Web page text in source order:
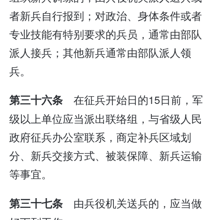
者新兵自行报到；对政治、身体条件或者
专业技能有特别要求的兵员，通常由部队
派人接兵；其他新兵通常由部队派人领
兵。
第三十六条 在征兵开始日的15日前，军
级以上单位应当派出联络组，与省级人民
政府征兵办公室联系，商定补兵区域划
分、新兵交接方式、被装保障、新兵运输
等事宜。
第三十七条 由兵役机关送兵的，应当做